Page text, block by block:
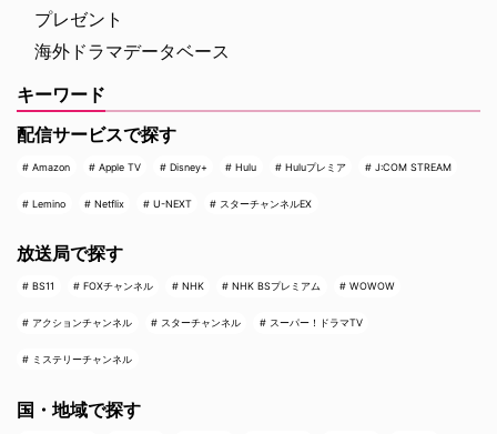
プレゼント
海外ドラマデータベース
キーワード
配信サービスで探す
Amazon Apple TV Disney+ Hulu Huluプレミア J:COM STREAM
Lemino Netflix U-NEXT スターチャンネルEX
放送局で探す
BS11 FOXチャンネル NHK NHK BSプレミアム WOWOW
アクションチャンネル スターチャンネル スーパー！ドラマTV
ミステリーチャンネル
国・地域で探す